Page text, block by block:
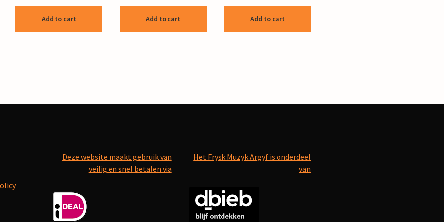
Add to cart Add to cart Add to cart
Deze website maakt gebruik van
veilig en snel betalen via
Het Frysk Muzyk Argyf is onderdeel
van